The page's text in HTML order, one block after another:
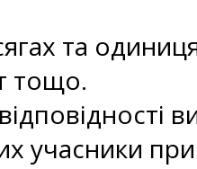
та
тощо.
учасники